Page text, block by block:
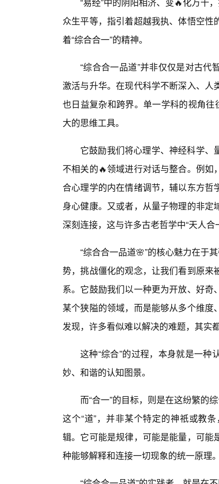
众生平等，指引着超越我执、体悟空
着“综合合一”的精神。
“综合合一品道”并非仅仅是对古
激活与升华。在现代科学不断深入、
也日益复杂和跨界。单一学科的视角
大的思维工具。
它鼓励我们将心理学、神经科学
不相关的🔥领域进行对话与整合。例
合心理学的内在情绪调节，辅以东方
身心健康。又或者，从量子物理的非
深刻连接，这与许多古老哲学中“天人
“综合合一品道🌸”的核心魅力在于
势，挑战僵化的观念，让我们看到原
系。它鼓励我们以一种更为开放、好
某个狭隘的领域，而是能够从多个维
发现，许多看似难以解决的难题，其实
这种“综合”的过程，本身就是一
妙、和谐的认知图景。
而“合一”的目标，则是在这纷繁的
这个“道”，并非某个特定的神祇或教
辑。它可能是规律，可能是能量，可
种能够解释和连接一切现象的统一原理